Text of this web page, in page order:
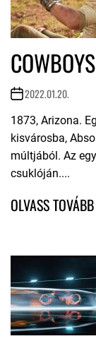
2022.01.20.
1873, Arizona.
kisvárosba,
múltjából. Az
csuklóján....